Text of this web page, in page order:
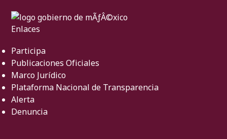
Enlaces
Participa
Publicaciones Oficiales
Marco Jurídico
Plataforma Nacional de Transparencia
Alerta
Denuncia